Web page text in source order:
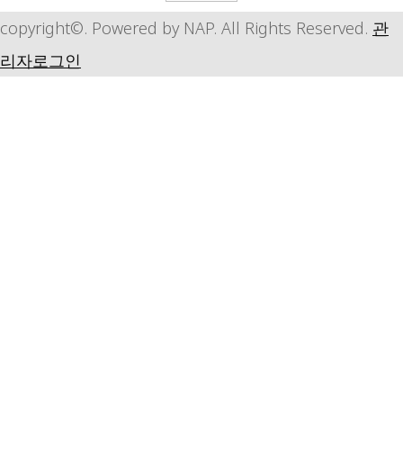
copyright©. Powered by NAP. All Rights Reserved. 관
리자로그인